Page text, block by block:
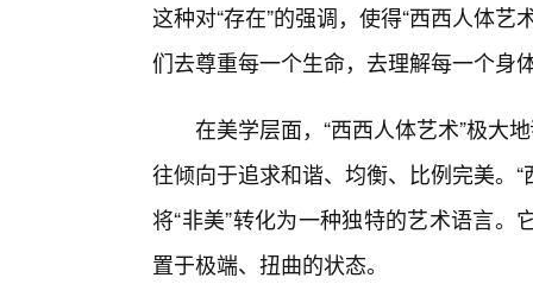
这种对“存在”的强调，使得“西西人体
们去尊重每一个生命，去理解每一个身
在美学层面，“西西人体艺术”极大
往倾向于追求和谐、均衡、比例完美。
将“非美”转化为一种独特的艺术语言
置于极端、扭曲的状态。